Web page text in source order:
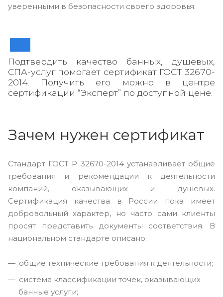
уверенными в безопасности своего здоровья.
Подтвердить качество банных, душевых,
СПА-услуг помогает сертификат ГОСТ 32670-
2014. Получить его можно в центре
сертификации “Эксперт” по доступной цене.
Зачем нужен сертификат
Стандарт ГОСТ Р 32670-2014 устанавливает общие
требования и рекомендации к деятельности
компаний, оказывающих и душевых.
Сертификация качества в России пока имеет
добровольный характер, но часто сами клиенты
просят представить документы соответствия. В
национальном стандарте описано:
общие технические требования к деятельности;
система классификации точек, оказывающих
банные услуги;